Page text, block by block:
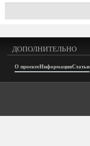
ДОПОЛНИТЕЛЬНО
О проектеИнформацияСтатьи